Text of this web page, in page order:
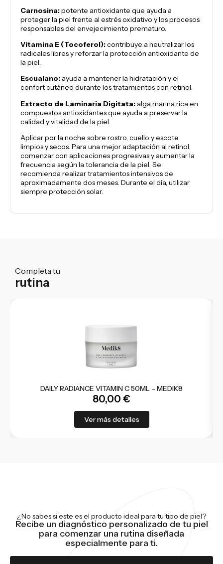
Carnosina:potente antioxidante que ayuda a
proteger la piel frente al estrés oxidativo y los procesos
responsables del envejecimiento prematuro.
Vitamina E (Tocoferol):contribuye a neutralizar los
radicales libres y reforzar la protección antioxidante de
la piel.
Escualano: ayuda a mantener la hidratación y el
confort cutáneo durante los tratamientos con retinol.
Extracto de Laminaria Digitata: alga marina rica en
compuestos antioxidantes que ayuda a preservar la
calidad y vitalidad de la piel.
Aplicar por la noche sobre rostro, cuello y escote
limpios y secos. Para una mejor adaptación al retinol,
comenzar con aplicaciones progresivas y aumentar la
frecuencia según la tolerancia de la piel. Se
recomienda realizar tratamientos intensivos de
aproximadamente dos meses. Durante el día, utilizar
siempre protección solar.
Completa tu
rutina
DAILY RADIANCE VITAMIN C 50ML – MEDIK8
80,00 €
Ver más detalles
¿No sabes si este es el producto ideal para tu tipo de piel?
Recibe un diagnóstico personalizado de tu piel
para comenzar una rutina diseñada
especialmente para ti.